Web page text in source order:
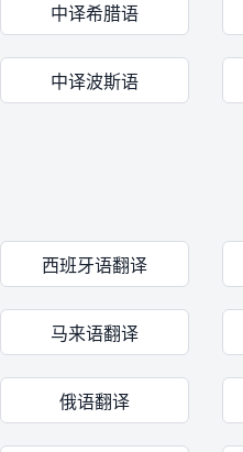
中译希腊语
中译波斯语
西班牙语翻译
马来语翻译
俄语翻译